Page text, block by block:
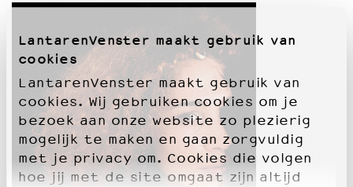
LantarenVenster maakt gebruik van
cookies
LantarenVenster maakt gebruik van
cookies. Wij gebruiken cookies om je
bezoek aan onze website zo plezierig
mogelijk te maken en gaan zorgvuldig
met je privacy om. Cookies die volgen
hoe jij met de site omgaat zijn altijd